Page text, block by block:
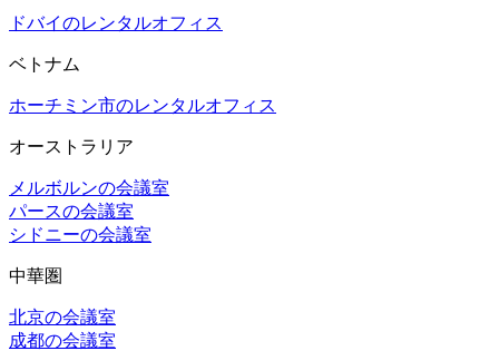
ドバイのレンタルオフィス
ベトナム
ホーチミン市のレンタルオフィス
オーストラリア
メルボルンの会議室
パースの会議室
シドニーの会議室
中華圏
北京の会議室
成都の会議室